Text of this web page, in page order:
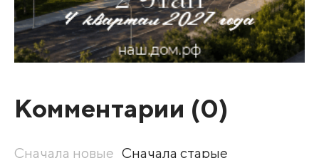
Комментарии (0)
Сначала новые Сначала старые